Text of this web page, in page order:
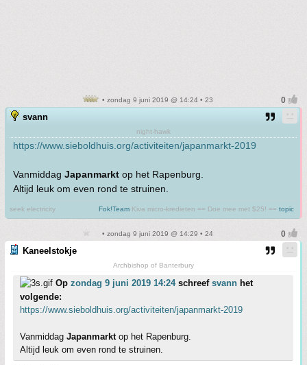
• zondag 9 juni 2019 @ 14:24 • 23
svann
night-hawk
https://www.sieboldhuis.org/activiteiten/japanmarkt-2019
Vanmiddag Japanmarkt op het Rapenburg.
Altijd leuk om even rond te struinen.
seek electricity Fok!Team Kiva micro-kredieten == Doe mee met $25! == topic
• zondag 9 juni 2019 @ 14:29 • 24
Kaneelstokje
Archbishop of Banterbury
Op zondag 9 juni 2019 14:24schreef svann het
volgende:
https://www.sieboldhuis.org/activiteiten/japanmarkt-2019
Vanmiddag Japanmarktop het Rapenburg.
Altijd leuk om even rond te struinen.